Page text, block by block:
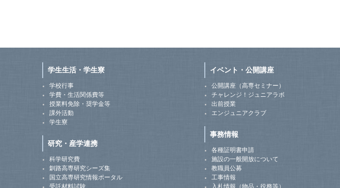
学生生活・学生寮
学校行事
学費・生活関係費等
授業料免除・奨学金等
課外活動
学生寮
研究・産学連携
科学研究費
釧路高専研究シーズ集
国立高専研究情報ポータル
受託材料試験
イベント・公開講座
公開講座（高専セミナー）
チャレンジ！ジュニアラボ
出前授業
エンジュニアクラブ
事務情報
各種証明書申請
施設の一般開放について
教職員公募
工事情報
入札情報（物品・役務等）